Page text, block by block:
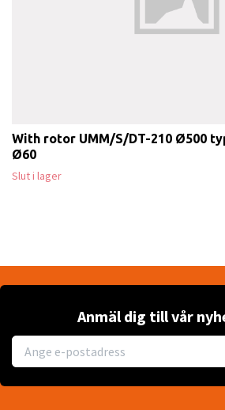
With rotor UMM/S/DT-210 Ø500
Ø60
Slut i lager
Anmäl dig till vår